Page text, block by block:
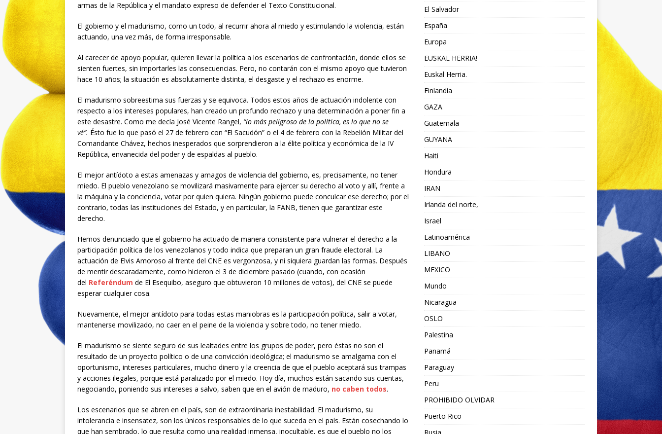
armas de la República y el mandato expreso de defender el Texto Constitucional.
El gobierno y el madurismo, como un todo, al recurrir ahora al miedo y estimulando la violencia, están
actuando, una vez más, de forma irresponsable.
Al carecer de apoyo popular, quieren llevar la política a los escenarios de confrontación, donde ellos se
sienten fuertes, sin importarles las consecuencias. Pero, no contarán con el mismo apoyo que tuvieron
hace 10 años; la situación es absolutamente distinta, el desgaste y el rechazo es enorme.
El madurismo sobreestima sus fuerzas y se equivoca. Todos estos años de actuación indolente con
respecto a los intereses populares, han creado un profundo rechazo y una determinación a poner fin a
este desastre. Como me decía José Vicente Rangel, “lo más peligroso de la política, es lo que no se
vé”. Ésto fue lo que pasó el 27 de febrero con “El Sacudón” o el 4 de febrero con la Rebelión Militar del
Comandante Chávez, hechos inesperados que sorprendieron a la élite política y económica de la IV
República, envanecida del poder y de espaldas al pueblo.
El mejor antídoto a estas amenazas y amagos de violencia del gobierno, es, precisamente, no tener
miedo. El pueblo venezolano se movilizará masivamente para ejercer su derecho al voto y allí, frente a
la máquina y la conciencia, votar por quien quiera. Ningún gobierno puede conculcar ese derecho; por el
contrario, todas las instituciones del Estado, y en particular, la FANB, tienen que garantizar este
derecho.
Hemos denunciado que el gobierno ha actuado de manera consistente para vulnerar el derecho a la
participación política de los venezolanos y todo indica que preparan un gran fraude electoral. La
actuación de Elvis Amoroso al frente del CNE es vergonzosa, y ni siquiera guardan las formas. Después
de mentir descaradamente, como hicieron el 3 de diciembre pasado (cuando, con ocasión
del Referéndum de El Esequibo, aseguro que obtuvieron 10 millones de votos), del CNE se puede
esperar cualquier cosa.
Nuevamente, el mejor antídoto para todas estas maniobras es la participación política, salir a votar,
mantenerse movilizado, no caer en el peine de la violencia y sobre todo, no tener miedo.
El madurismo se siente seguro de sus lealtades entre los grupos de poder, pero éstas no son el
resultado de un proyecto político o de una convicción ideológica; el madurismo se amalgama con el
oportunismo, intereses particulares, mucho dinero y la creencia de que el pueblo aceptará sus trampas
y acciones ilegales, porque está paralizado por el miedo. Hoy día, muchos están sacando sus cuentas,
negociando, poniendo sus intereses a salvo, saben que en el avión de maduro, no caben todos.
Los escenarios que se abren en el país, son de extraordinaria inestabilidad. El madurismo, su
intolerancia e insensatez, son los únicos responsables de lo que suceda en el país. Están cosechando lo
que han sembrado, lo que resulta como una realidad inmensa, inocultable, es que el pueblo no los
El Salvador
España
Europa
EUSKAL HERRIA!
Euskal Herria.
Finlandia
GAZA
Guatemala
GUYANA
Haiti
Hondura
IRAN
Irlanda del norte,
Israel
Latinoamérica
LIBANO
MEXICO
Mundo
Nicaragua
OSLO
Palestina
Panamá
Paraguay
Peru
PROHIBIDO OLVIDAR
Puerto Rico